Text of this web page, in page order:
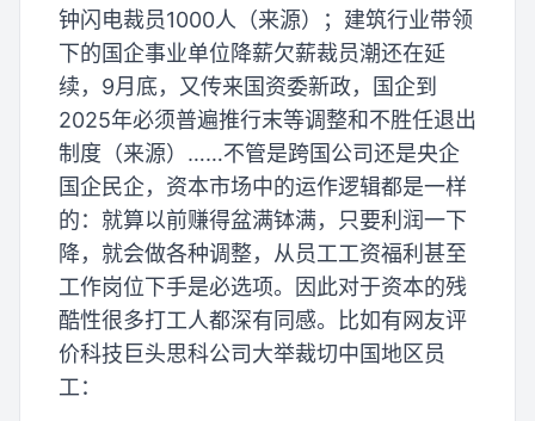
钟闪电裁员1000人（来源）；建筑行业带领
下的国企事业单位降薪欠薪裁员潮还在延
续，9月底，又传来国资委新政，国企到
2025年必须普遍推行末等调整和不胜任退出
制度（来源）……不管是跨国公司还是央企
国企民企，资本市场中的运作逻辑都是一样
的：就算以前赚得盆满钵满，只要利润一下
降，就会做各种调整，从员工工资福利甚至
工作岗位下手是必选项。因此对于资本的残
酷性很多打工人都深有同感。比如有网友评
价科技巨头思科公司大举裁切中国地区员
工：